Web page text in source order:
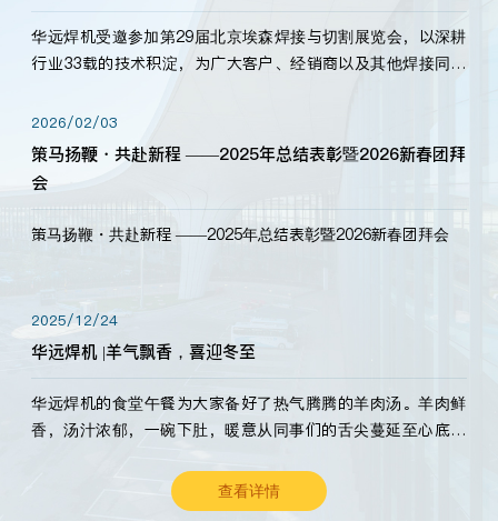
华远焊机受邀参加第29届北京埃森焊接与切割展览会，以深耕
行业33载的技术积淀，为广大客户、经销商以及其他焊接同仁
2026/02/03
策马扬鞭・共赴新程 ——2025年总结表彰暨2026新春团拜
会
策马扬鞭・共赴新程 ——2025年总结表彰暨2026新春团拜会
2025/12/24
华远焊机 |羊气飘香，喜迎冬至
华远焊机的食堂午餐为大家备好了热气腾腾的羊肉汤。羊肉鲜
香，汤汁浓郁，一碗下肚，暖意从同事们的舌尖蔓延至心底。
查看详情